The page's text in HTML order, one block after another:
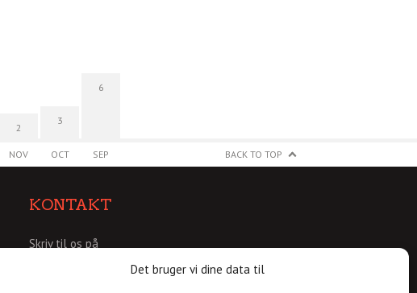
Det bruger vi dine data til
2
NOV
3
OCT
6
SEP BACK TO TOP
KONTAKT
Skriv til os på
info@christianshavnskvarter.dk